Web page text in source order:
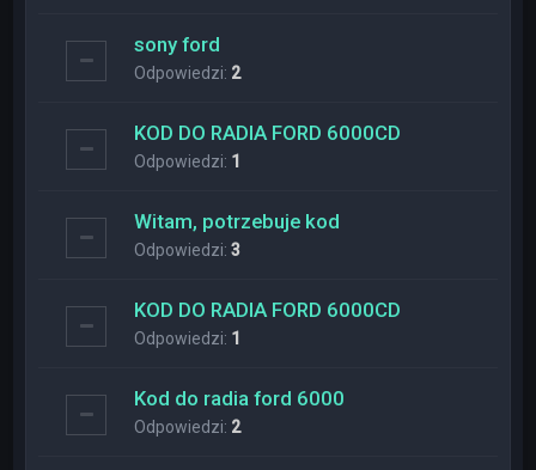
sony ford
Odpowiedzi: 2
KOD DO RADIA FORD 6000CD
Odpowiedzi: 1
Witam, potrzebuje kod
Odpowiedzi:3
KOD DO RADIA FORD 6000CD
Odpowiedzi: 1
Kod do radia ford 6000
Odpowiedzi: 2